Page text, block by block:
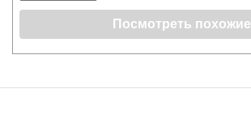
Посмотреть похожие